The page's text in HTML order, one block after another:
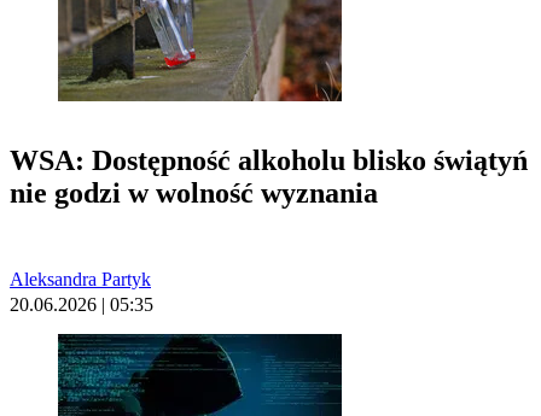
WSA: Dostępność alkoholu blisko świątyń
nie godzi w wolność wyznania
Aleksandra Partyk
20.06.2026 | 05:35